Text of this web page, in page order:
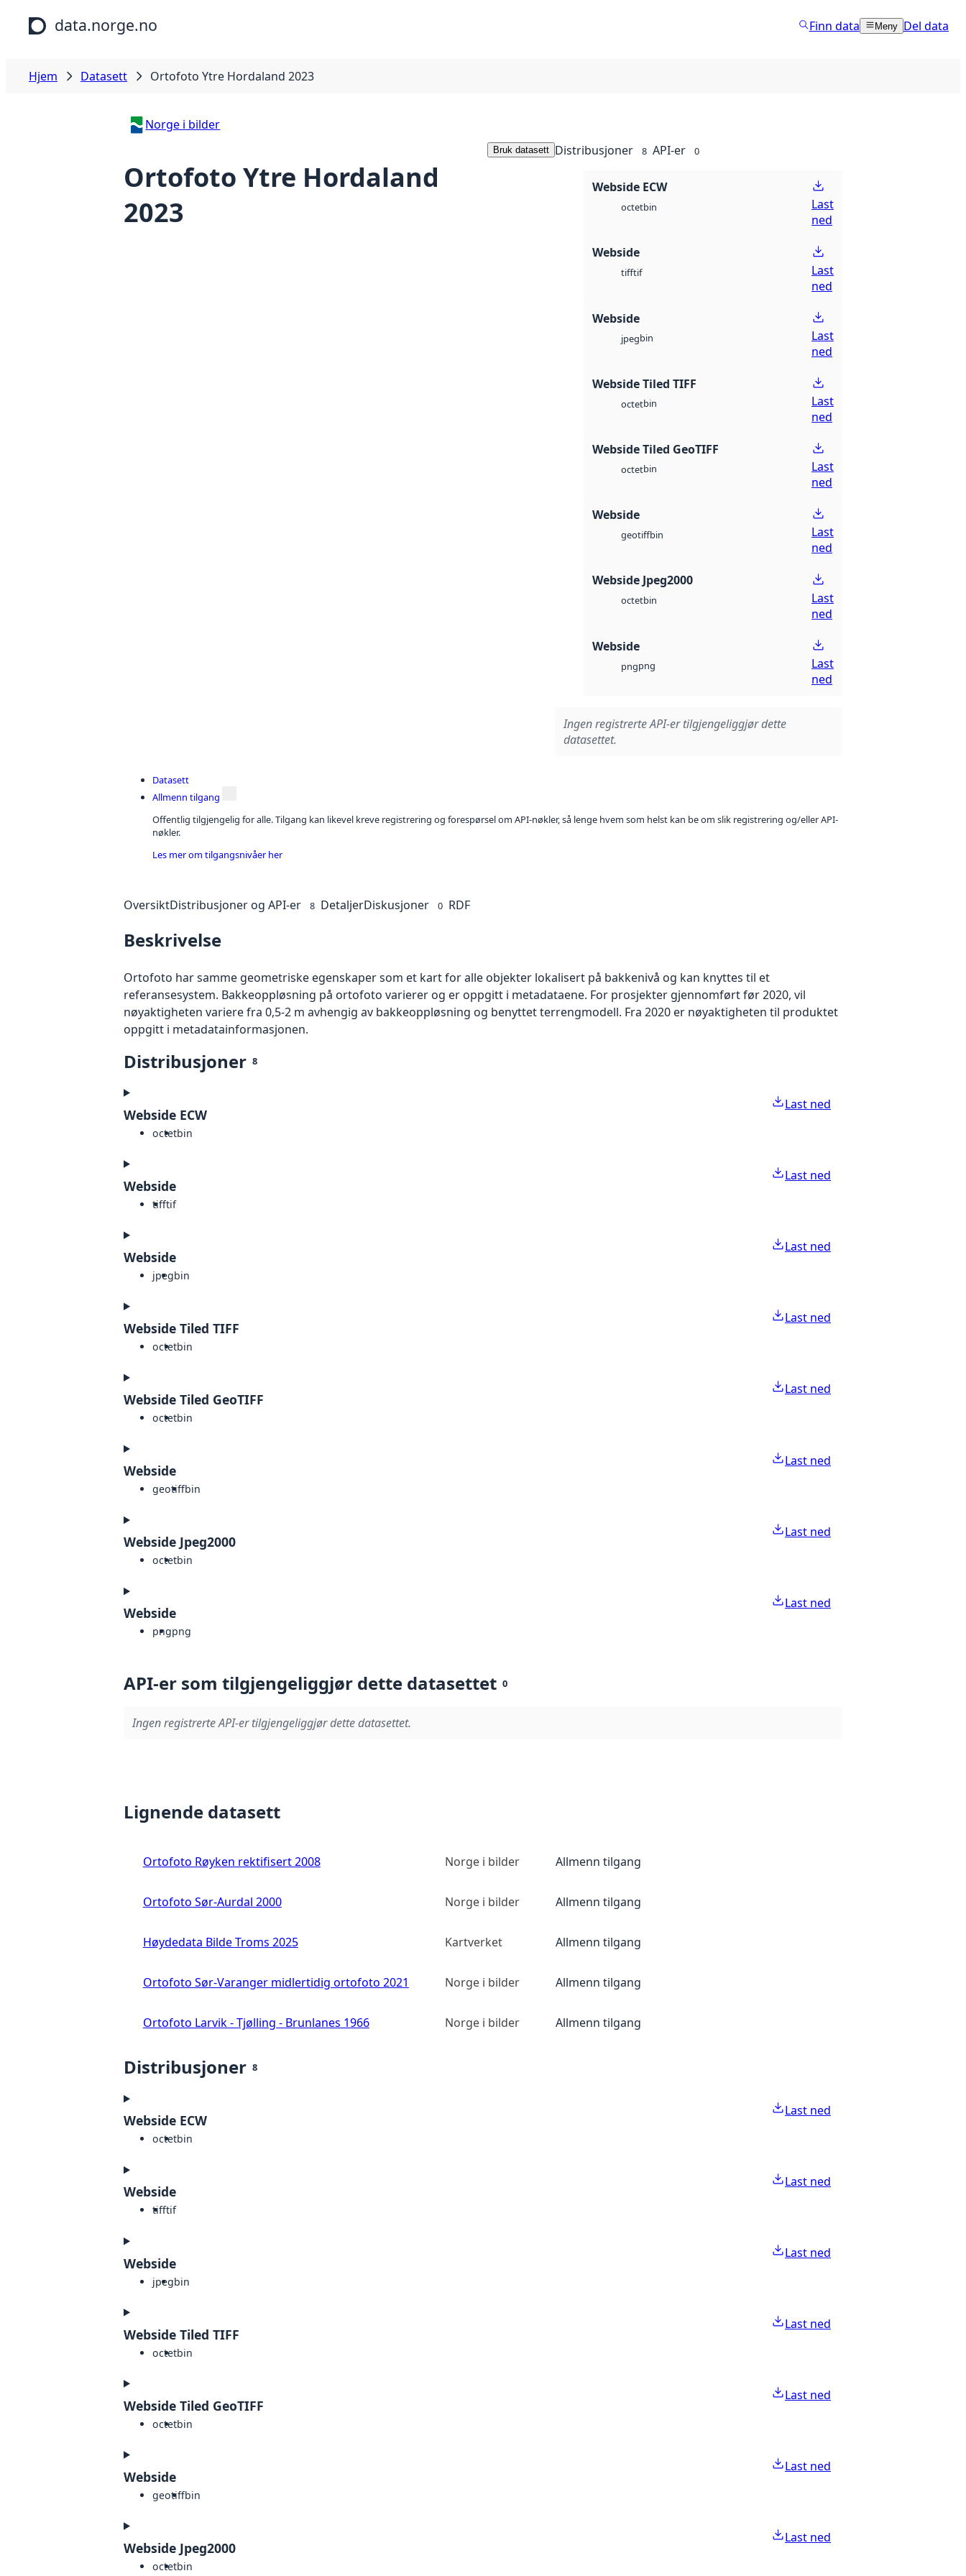
Hopp til hovedinnhold
data.norge.no Finn data Meny Del data
Hjem Datasett Ortofoto Ytre Hordaland 2023
Norge i bilder
Ortofoto Ytre Hordaland
2023
Bruk datasett Distribusjoner 8 API-er 0
Webside ECW
octetbin
Last
ned
Webside
tifftif
Last
ned
Webside
jpegbin
Last
ned
Webside Tiled TIFF
octetbin
Last
ned
Webside Tiled GeoTIFF
octetbin
Last
ned
Webside
geotiffbin
Last
ned
Webside Jpeg2000
octetbin
Last
ned
Webside
pngpng
Last
ned
Ingen registrerte API-er tilgjengeliggjør dette
datasettet.
Datasett
Allmenn tilgang
Offentlig tilgjengelig for alle. Tilgang kan likevel kreve registrering og forespørsel om API-nøkler, så lenge hvem som helst kan be om slik registrering og/eller API-
nøkler.
Les mer om tilgangsnivåer her
OversiktDistribusjoner og API-er 8 DetaljerDiskusjoner 0 RDF
Beskrivelse
Ortofoto har samme geometriske egenskaper som et kart for alle objekter lokalisert på bakkenivå og kan knyttes til et
referansesystem. Bakkeoppløsning på ortofoto varierer og er oppgitt i metadataene. For prosjekter gjennomført før 2020, vil
nøyaktigheten variere fra 0,5-2 m avhengig av bakkeoppløsning og benyttet terrengmodell. Fra 2020 er nøyaktigheten til produktet
oppgitt i metadatainformasjonen.
Distribusjoner 8
Webside ECW
octetbin
Last ned
Webside
tifftif
Last ned
Webside
jpegbin
Last ned
Webside Tiled TIFF
octetbin
Last ned
Webside Tiled GeoTIFF
octetbin
Last ned
Webside
geotiffbin
Last ned
Webside Jpeg2000
octetbin
Last ned
Webside
pngpng
Last ned
API-er som tilgjengeliggjør dette datasettet 0
Ingen registrerte API-er tilgjengeliggjør dette datasettet.
Lignende datasett
Ortofoto Røyken rektifisert 2008 Norge i bilder Allmenn tilgang
Ortofoto Sør-Aurdal 2000 Norge i bilder Allmenn tilgang
Høydedata Bilde Troms 2025 Kartverket Allmenn tilgang
Ortofoto Sør-Varanger midlertidig ortofoto 2021 Norge i bilder Allmenn tilgang
Ortofoto Larvik - Tjølling - Brunlanes 1966 Norge i bilder Allmenn tilgang
Distribusjoner 8
Webside ECW
octetbin
Last ned
Webside
tifftif
Last ned
Webside
jpegbin
Last ned
Webside Tiled TIFF
octetbin
Last ned
Webside Tiled GeoTIFF
octetbin
Last ned
Webside
geotiffbin
Last ned
Webside Jpeg2000
octetbin
Last ned